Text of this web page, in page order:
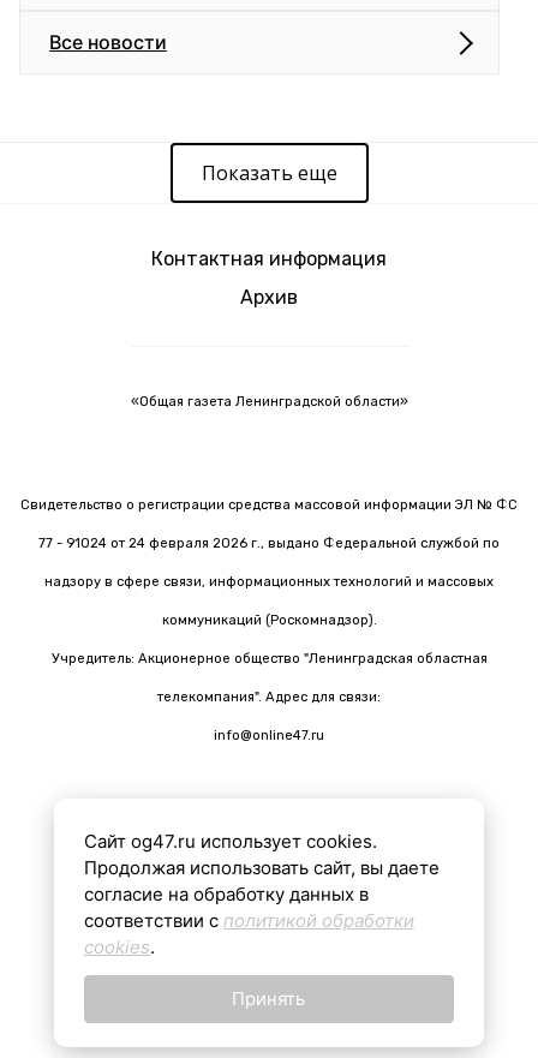
Все новости
Показать еще
Контактная информация
Архив
«Общая газета Ленинградской области»
Свидетельство о регистрации средства массовой информации ЭЛ № ФС
77 - 91024 от 24 февраля 2026 г., выдано Федеральной службой по
надзору в сфере связи, информационных технологий и массовых
коммуникаций (Роскомнадзор).
Учредитель: Акционерное общество "Ленинградская областная
телекомпания". Адрес для связи:
info@online47.ru
Все материалы на сайте подготовлены с помощью ИИ
16+
Сайт og47.ru использует cookies.
Продолжая использовать сайт, вы даете
согласие на обработку данных в
соответствии с политикой обработки
cookies.
Принять